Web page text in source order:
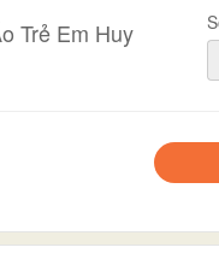
Trẻ Em Huy